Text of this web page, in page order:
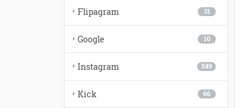
31
Flipagram
10
Google
549
Instagram
66
Kick